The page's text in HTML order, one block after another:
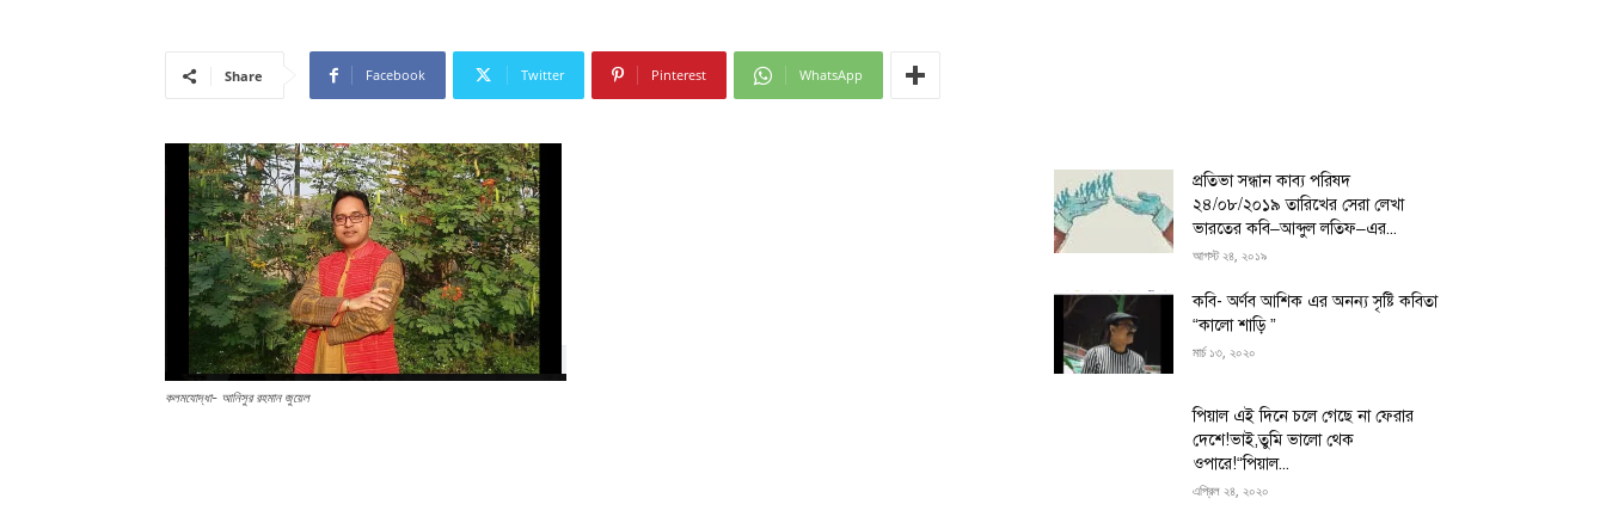
Share Facebook Twitter Pinterest WhatsApp
কলমযোদ্ধা- আনিসুর রহমান জুয়েল
প্রতিভা সন্ধান কাব্য পরিষদ
২৪/০৮/২০১৯ তারিখের সেরা লেখা
ভারতের কবি–আব্দুল লতিফ–এর...
আগস্ট ২৪, ২০১৯
কবি- অর্ণব আশিক এর অনন্য সৃষ্টি কবিতা
“কালো শাড়ি ”
মার্চ ১৩, ২০২০
পিয়াল এই দিনে চলে গেছে না ফেরার
দেশে!ভাই,তুমি ভালো থেক
ওপারে!“পিয়াল...
এপ্রিল ২৪, ২০২০